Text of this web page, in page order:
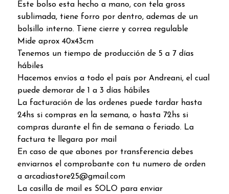
Este bolso esta hecho a mano, con tela gross
sublimada, tiene forro por dentro, ademas de un
bolsillo interno. Tiene cierre y correa regulable
Mide aprox 40x43cm
Tenemos un tiempo de producción de 5 a 7 días
hábiles
Hacemos envíos a todo el país por Andreani, el cual
puede demorar de 1 a 3 días hábiles
La facturación de las ordenes puede tardar hasta
24hs si compras en la semana, o hasta 72hs si
compras durante el fin de semana o feriado. La
factura te llegara por mail
En caso de que abones por transferencia debes
enviarnos el comprobante con tu numero de orden
a arcadiastore25@gmail.com
La casilla de mail es SOLO para enviar